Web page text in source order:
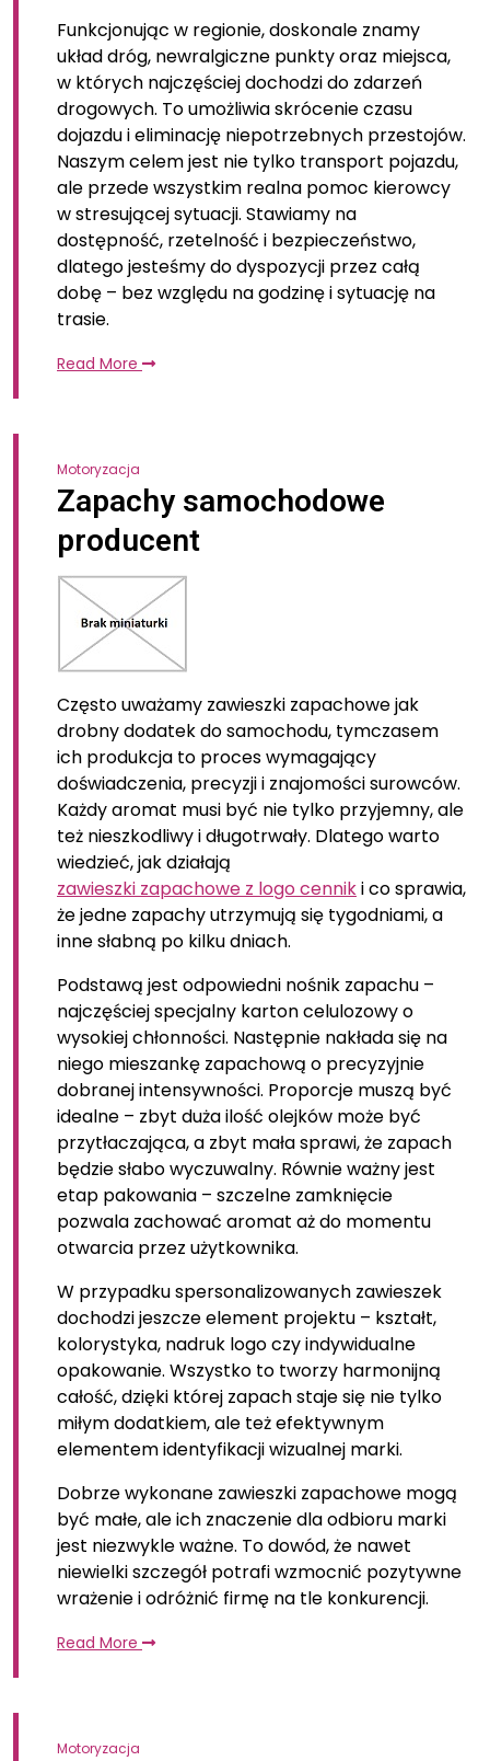
Funkcjonując w regionie, doskonale znamy
układ dróg, newralgiczne punkty oraz miejsca,
w których najczęściej dochodzi do zdarzeń
drogowych. To umożliwia skrócenie czasu
dojazdu i eliminację niepotrzebnych przestojów.
Naszym celem jest nie tylko transport pojazdu,
ale przede wszystkim realna pomoc kierowcy
w stresującej sytuacji. Stawiamy na
dostępność, rzetelność i bezpieczeństwo,
dlatego jesteśmy do dyspozycji przez całą
dobę – bez względu na godzinę i sytuację na
trasie.
Read More
Motoryzacja
Zapachy samochodowe
producent
Często uważamy zawieszki zapachowe jak
drobny dodatek do samochodu, tymczasem
ich produkcja to proces wymagający
doświadczenia, precyzji i znajomości surowców.
Każdy aromat musi być nie tylko przyjemny, ale
też nieszkodliwy i długotrwały. Dlatego warto
wiedzieć, jak działają
zawieszki zapachowe z logo cenniki co sprawia,
że jedne zapachy utrzymują się tygodniami, a
inne słabną po kilku dniach.
Podstawą jest odpowiedni nośnik zapachu –
najczęściej specjalny karton celulozowy o
wysokiej chłonności. Następnie nakłada się na
niego mieszankę zapachową o precyzyjnie
dobranej intensywności. Proporcje muszą być
idealne – zbyt duża ilość olejków może być
przytłaczająca, a zbyt mała sprawi, że zapach
będzie słabo wyczuwalny. Równie ważny jest
etap pakowania – szczelne zamknięcie
pozwala zachować aromat aż do momentu
otwarcia przez użytkownika.
W przypadku spersonalizowanych zawieszek
dochodzi jeszcze element projektu – kształt,
kolorystyka, nadruk logo czy indywidualne
opakowanie. Wszystko to tworzy harmonijną
całość, dzięki której zapach staje się nie tylko
miłym dodatkiem, ale też efektywnym
elementem identyfikacji wizualnej marki.
Dobrze wykonane zawieszki zapachowe mogą
być małe, ale ich znaczenie dla odbioru marki
jest niezwykle ważne. To dowód, że nawet
niewielki szczegół potrafi wzmocnić pozytywne
wrażenie i odróżnić firmę na tle konkurencji.
Read More
Motoryzacja